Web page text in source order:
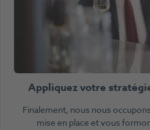
Appliquez votre
Finalement, nous nous
mise en place et vous